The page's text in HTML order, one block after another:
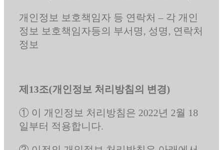
개인정보 보호책임자 등 연락처 – 각 개인
정보 보호책임자등의 부서명, 성명, 연락처
정보
제13조(개인정보 처리방침의 변경)
① 이 개인정보 처리방침은 2022년 2월 18
일부터 적용합니다.